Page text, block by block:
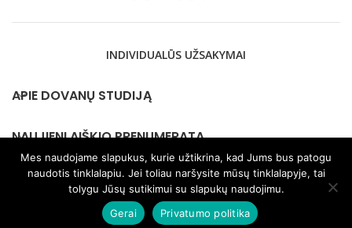
INDIVIDUALŪS UŽSAKYMAI
APIE DOVANŲ STUDIJĄ
NAUJIENLAIŠKIO PRENUMERATA
KONTAKTAI
2026 © visos teisės saugomos Dovanustudija.lt |
Mes naudojame slapukus, kurie užtikrina, kad Jums bus patogu
naudotis tinklalapiu. Jei toliau naršysite mūsų tinklalapyje, tai
tolygu Jūsų sutikimui su slapukų naudojimu.
Gerai
Privatumo politika